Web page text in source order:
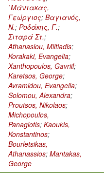
΄Μάντακας,
Γεώργιος; Βαγιανός,
Ν.; Ροδάκης, Γ.;
Σιταρά Στ.;
Athanasiou, Miltiadis;
Korakaki, Evangelia;
Xanthopoulos, Gavriil;
Karetsos, George;
Avramidou, Evangelia;
Solomou, Alexandra;
Proutsos, Nikolaos;
Michopoulos,
Panagiotis; Kaoukis,
Konstantinos;
Bourletsikas,
Athanassios; Mantakas,
George